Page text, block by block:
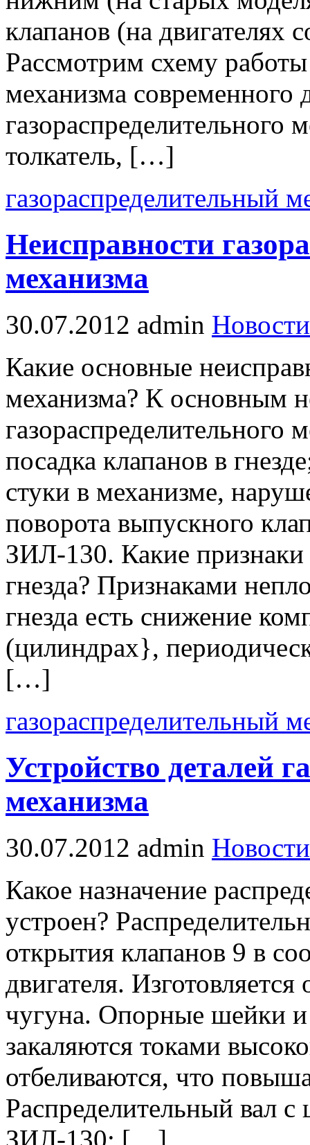
клапанов (на двигателях
Рассмотрим схему работы
механизма современного
газораспределительного
толкатель, […]
газораспределительный
Неисправности
механизма
30.07.2012 admin Новости
Какие основные
механизма? К основным
газораспределительного
посадка клапанов в
стуки в механизме,
поворота выпускного
ЗИЛ-130. Какие признаки
гнезда? Признаками
гнезда есть снижение
(цилиндрах},
[…]
газораспределительный
Устройство деталей
механизма
30.07.2012 admin Новости
Какое назначение
устроен?
открытия клапанов 9 в
двигателя.
чугуна. Опорные шейки и
закаляются токами
отбеливаются, что
Распределительный вал
ЗИЛ-130; […]